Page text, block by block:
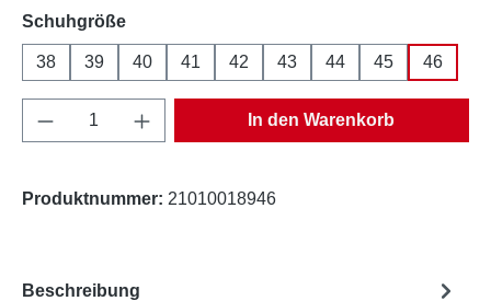
Schuhgrößeauswählen
38 39 40 41 42 43 44 45 46
Produkt Anzahl: Gib den gewünschten
In den Warenkorb
Produktnummer: 21010018946
Beschreibung